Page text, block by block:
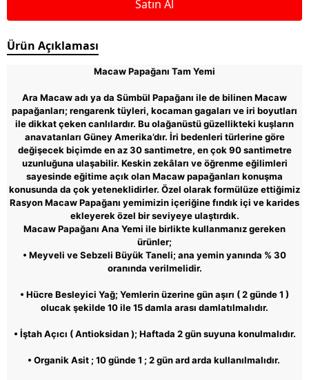
Satın Al
Ürün Açıklaması
Macaw Papağanı Tam Yemi
Ara Macaw adı ya da Sümbül Papağanı ile de bilinen Macaw
papağanları; rengarenk tüyleri, kocaman gagaları ve iri boyutları
ile dikkat çeken canlılardır. Bu olağanüstü güzellikteki kuşların
anavatanları Güney Amerika’dır. İri bedenleri türlerine göre
değişecek biçimde en az 30 santimetre, en çok 90 santimetre
uzunluğuna ulaşabilir. Keskin zekâları ve öğrenme eğilimleri
sayesinde eğitime açık olan Macaw papağanları konuşma
konusunda da çok yeteneklidirler. Özel olarak formülüze ettiğimiz
Rasyon Macaw Papağanı yemimizin içeriğine fındık içi ve karides
ekleyerek özel bir seviyeye ulaştırdık.
Macaw Papağanı Ana Yemi ile birlikte kullanmanız gereken
ürünler;
• Meyveli ve Sebzeli Büyük Taneli; ana yemin yanında % 30
oranında verilmelidir.
• Hücre Besleyici Yağ; Yemlerin üzerine gün aşırı ( 2 günde 1 )
olucak şekilde 10 ile 15 damla arası damlatılmalıdır.
• İştah Açıcı ( Antioksidan ); Haftada 2 gün suyuna konulmalıdır.
• Organik Asit ; 10 günde 1 ; 2 gün ard arda kullanılmalıdır.